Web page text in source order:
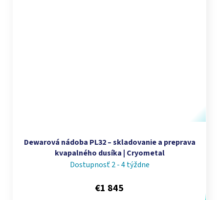
Dewarová nádoba PL32 – skladovanie a preprava
kvapalného dusíka | Cryometal
Dostupnosť 2 - 4 týždne
€1 845